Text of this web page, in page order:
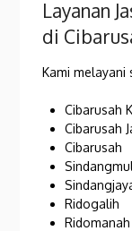
Layanan
di
Kami melayani
Cibarusah
Cibarusah
Cibarusah
Ridogalih
Ridomanah